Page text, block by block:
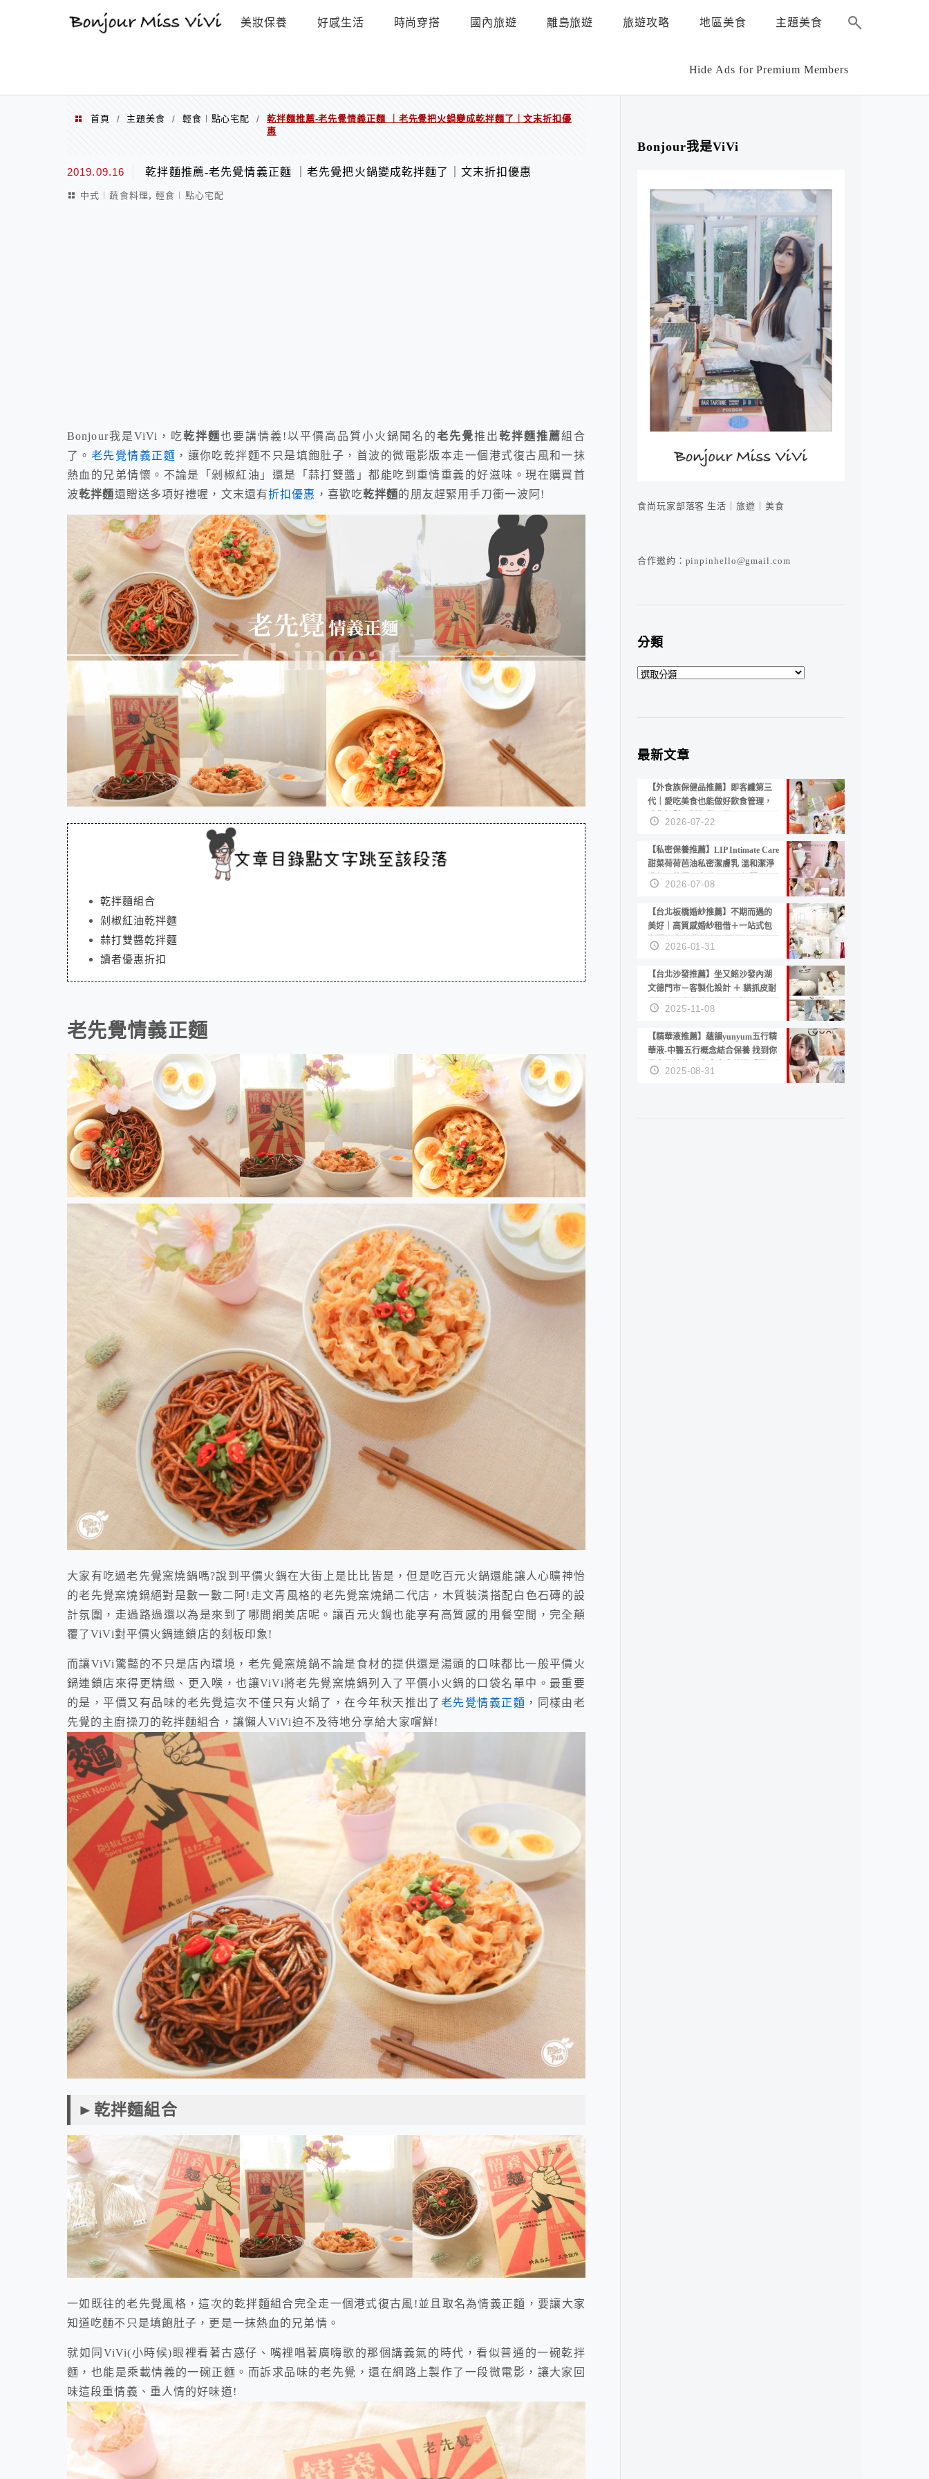
美妝保養 好感生活 時尚穿搭 國內旅遊 離島旅遊 旅遊攻略 地區美食 主題美食
Hide Ads for Premium Members
首頁 / 主題美食 / 輕食︱點心宅配 /
乾拌麵推薦-老先覺情義正麵 ｜老先覺把火鍋變成乾拌麵了｜文末折扣優
惠
2019.09.16 乾拌麵推薦-老先覺情義正麵 ｜老先覺把火鍋變成乾拌麵了｜文末折扣優惠
中式︱蔬食料理 ,輕食︱點心宅配
Bonjour我是ViVi，吃乾拌麵也要講情義!以平價高品質小火鍋聞名的老先覺推出乾拌麵推薦組合
了。 老先覺情義正麵 ，讓你吃乾拌麵不只是填飽肚子，首波的微電影版本走一個港式復古風和一抹
熱血的兄弟情懷。不論是「剁椒紅油」還是「蒜打雙醬」都能吃到重情重義的好滋味。現在購買首
波乾拌麵還贈送多項好禮喔，文末還有折扣優惠 ，喜歡吃乾拌麵的朋友趕緊用手刀衝一波阿!
乾拌麵組合
剁椒紅油乾拌麵
蒜打雙醬乾拌麵
讀者優惠折扣
老先覺情義正麵
大家有吃過老先覺窯燒鍋嗎?說到平價火鍋在大街上是比比皆是，但是吃百元火鍋還能讓人心曠神怡
的老先覺窯燒鍋絕對是數一數二阿!走文青風格的老先覺窯燒鍋二代店，木質裝潢搭配白色石磚的設
計氛圍，走過路過還以為是來到了哪間網美店呢。讓百元火鍋也能享有高質感的用餐空間，完全顛
覆了ViVi對平價火鍋連鎖店的刻板印象!
而讓ViVi驚豔的不只是店內環境，老先覺窯燒鍋不論是食材的提供還是湯頭的口味都比一般平價火
鍋連鎖店來得更精緻、更入喉，也讓ViVi將老先覺窯燒鍋列入了平價小火鍋的口袋名單中。最重要
的是，平價又有品味的老先覺這次不僅只有火鍋了，在今年秋天推出了 老先覺情義正麵 ，同樣由老
先覺的主廚操刀的乾拌麵組合，讓懶人ViVi迫不及待地分享給大家嚐鮮!
►乾拌麵組合
一如既往的老先覺風格，這次的乾拌麵組合完全走一個港式復古風!並且取名為情義正麵，要讓大家
知道吃麵不只是填飽肚子，更是一抹熱血的兄弟情。
就如同ViVi(小時候)眼裡看著古惑仔、嘴裡唱著廣嗨歌的那個講義氣的時代，看似普通的一碗乾拌
麵，也能是乘載情義的一碗正麵。而訴求品味的老先覺，還在網路上製作了一段微電影，讓大家回
味這段重情義、重人情的好味道!
Bonjour我是ViVi
食尚玩家部落客 生活｜旅遊｜美食
合作邀約：pinpinhello@gmail.com
分類
分
最新文章
【外食族保健品推薦】即客纖第三
代｜愛吃美食也能做好飲食管理，
陪你輕鬆面對聚餐日常！
2026-07-22
【私密保養推薦】LIP Intimate Care
甜菜荷荷芭油私密潔膚乳 溫和潔淨
洗後不乾澀 不起泡反而更舒服！
2026-07-08
【台北板橋婚紗推薦】不期而遇的
美好｜高質感婚紗租借＋一站式包
套服務 新娘備婚省心首選！
2026-01-31
【台北沙發推薦】坐又銘沙發內湖
文德門市－客製化設計 ＋ 貓抓皮耐
磨好清潔｜直營直銷、價格透明
高CP值打造夢想居家風格
2025-11-08
【精華液推薦】蘊韻yunyum五行精
華液-中醫五行概念結合保養 找到你
的專屬精華！ 水㊀土㊀就選「潤・
賦精華」維持肌膚剛剛好的平衡
2025-08-31